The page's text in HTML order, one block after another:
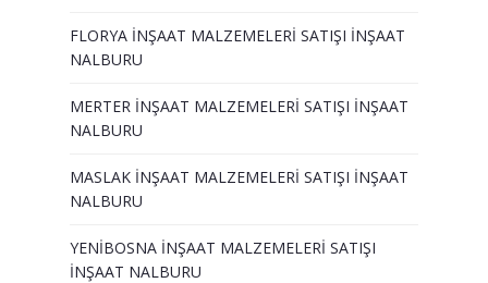
FLORYA İNŞAAT MALZEMELERİ SATIŞI İNŞAAT
NALBURU
MERTER İNŞAAT MALZEMELERİ SATIŞI İNŞAAT
NALBURU
MASLAK İNŞAAT MALZEMELERİ SATIŞI İNŞAAT
NALBURU
YENİBOSNA İNŞAAT MALZEMELERİ SATIŞI
İNŞAAT NALBURU